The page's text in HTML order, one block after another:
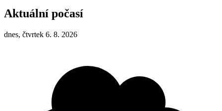
Aktuální počasí
dnes, čtvrtek 6. 8. 2026